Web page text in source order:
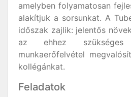
amelyben folyamatosan
alakítjuk a sorsunkat. A
időszak zajlik: jelentős
az ehhez
munkaerőfelvétel
kollégánkat.
Feladatok